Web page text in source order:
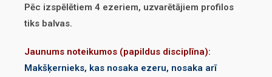
Pēc izspēlētiem 4 ezeriem, uzvarētājiem profilos
tiks balvas.
Jaunums noteikumos (papildus disciplīna):
Makšķernieks, kas nosaka ezeru, nosaka arī